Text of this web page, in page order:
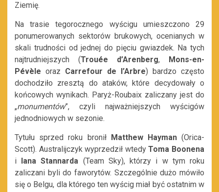
Ziemię.
Na trasie tegorocznego wyścigu umieszczono 29
ponumerowanych sektorów brukowych, ocenianych w
skali trudności od jednej do pięciu gwiazdek. Na tych
najtrudniejszych (Trouée d’Arenberg,
Mons-en-
Pévèle oraz Carrefour de l’Arbre) bardzo często
dochodziło zresztą do ataków, które decydowały o
końcowych wynikach. Paryż-Roubaix zaliczany jest do
„monumentów”, czyli najważniejszych wyścigów
jednodniowych w sezonie.
Tytułu sprzed roku bronił Matthew Hayman(Orica-
Scott). Australijczyk wyprzedził wtedyToma Boonena
i
Iana Stannarda (Team Sky), którzy i w tym roku
zaliczani byli do faworytów. Szczególnie dużo mówiło
się o Belgu, dla którego ten wyścig miał być ostatnim w